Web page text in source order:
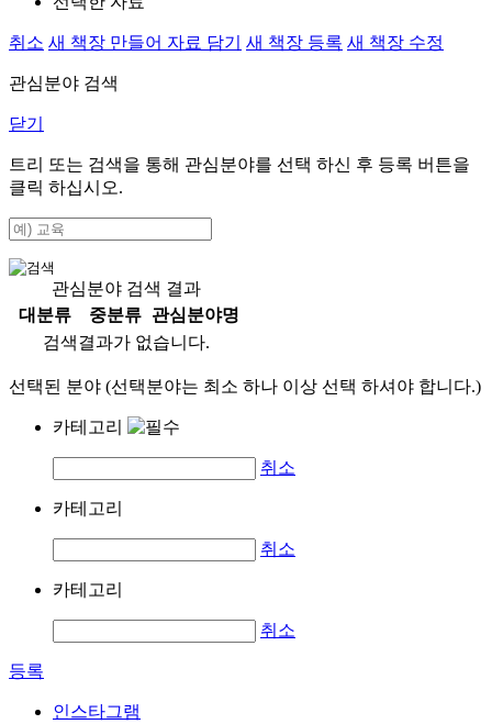
취소 새 책장 만들어 자료 담기 새 책장 등록 새 책장 수정
관심분야 검색
닫기
트리 또는 검색을 통해 관심분야를 선택 하신 후 등록 버튼을
클릭 하십시오.
관심분야 검색 결과
대분류
중분류
관심분야명
검색결과가 없습니다.
선택된 분야 (선택분야는 최소 하나 이상 선택 하셔야 합니다.)
카테고리
취소
카테고리
취소
카테고리
취소
등록
인스타그램